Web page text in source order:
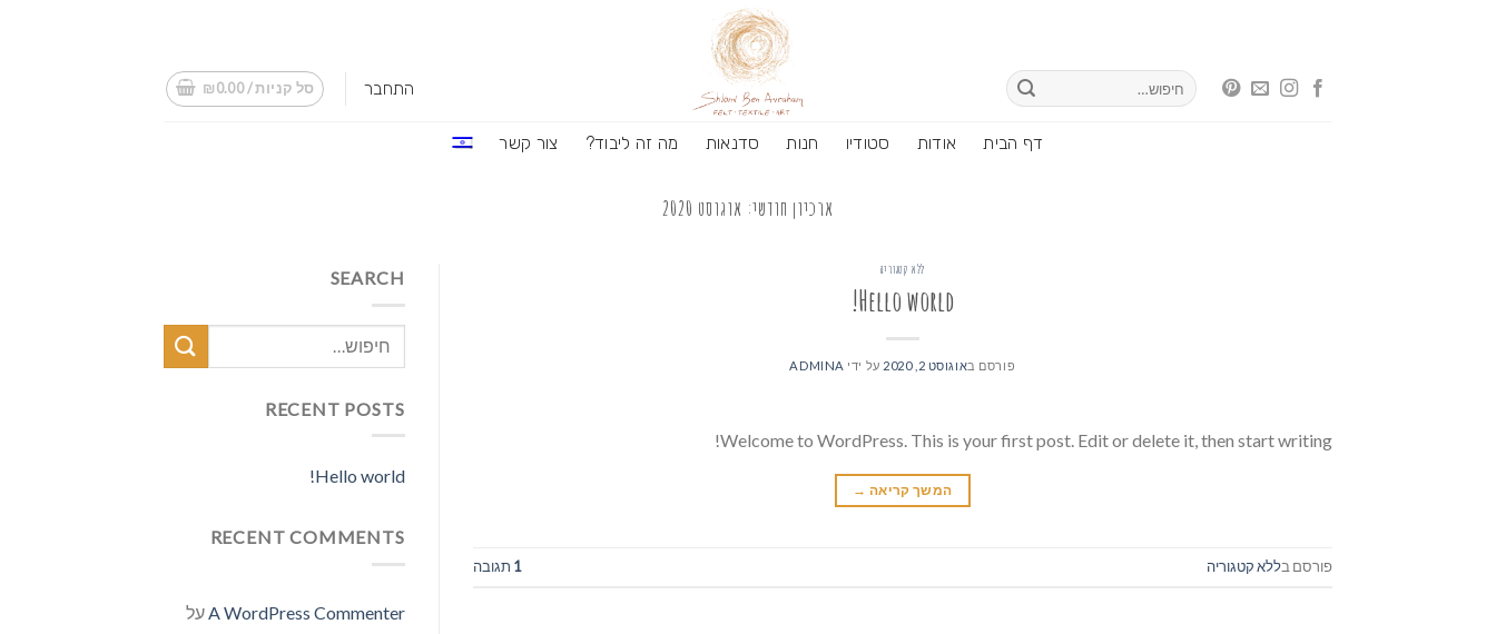
חיפוש
עבור:
התחבר סל קניות / ₪0.00
דף הבית אודות סטודיו חנות סדנאות מה זה ליבוד? צור קשר
ארכיון חודשי: אוגוסט 2020
ללא קטגוריה
Hello world!
פורסם באוגוסט 2, 2020 על ידי ADMINA
Welcome to WordPress. This is your first post. Edit or delete it, then start writing!
המשך קריאה →
פורסם בללא קטגוריה 1 תגובה
SEARCH
RECENT POSTS
Hello world!
RECENT COMMENTS
A WordPress Commenterעל